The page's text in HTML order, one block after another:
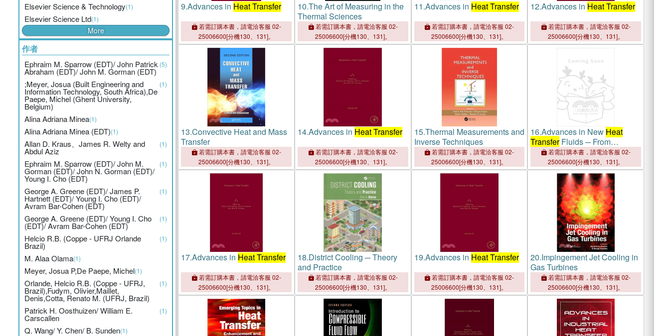
Elsevier Science & Technology(1)
Elsevier Science Ltd(1)
More
作者
Ephraim M. Sparrow (EDT)/ John Patrick
Abraham (EDT)/ John M. Gorman (EDT)
(5)
;Meyer, Josua (Built Engineering and
Information Technology, South Africa),De
Paepe, Michel (Ghent University,
Belgium)
(1)
Alina Adriana Minea(1)
Alina Adriana Minea (EDT)(1)
Allan D. Kraus、James R. Welty and
Abdul Aziz
(1)
Ephraim M. Sparrow (EDT)/ John M.
Gorman (EDT)/ John N. Gorman (EDT)/
Young I. Cho (EDT)
(1)
George A. Greene (EDT)/ James P.
Hartnett (EDT)/ Young I. Cho (EDT)/
Avram Bar-Cohen (EDT)
(1)
George A. Greene (EDT)/ Young I. Cho
(EDT)/ Avram Bar-Cohen (EDT)
(1)
Helcio R.B. (Coppe - UFRJ Orlande
Brazil)
(1)
M. Alaa Olama(1)
Meyer, Josua P,De Paepe, Michel(1)
Orlande, Helcio R.B. (Coppe - UFRJ,
Brazil),Fudym, Olivier,Maillet,
Denis,Cotta, Renato M. (UFRJ, Brazil)
(1)
Patrick H. Oosthuizen/ William E.
Carscallen
(1)
Q. Wang/ Y. Chen/ B. Sunden(1)
9.Advances in Heat Transfer
若需訂購本書，請電洽客服 02-
25006600[分機130、131]。
10.The Art of Measuring in the
Thermal Sciences
若需訂購本書，請電洽客服 02-
25006600[分機130、131]。
11.Advances in Heat Transfer
若需訂購本書，請電洽客服 02-
25006600[分機130、131]。
12.Advances in Heat Transfer
若需訂購本書，請電洽客服 02-
25006600[分機130、131]。
13.Convective Heat and Mass
Transfer
若需訂購本書，請電洽客服 02-
25006600[分機130、131]。
14.Advances in Heat Transfer
若需訂購本書，請電洽客服 02-
25006600[分機130、131]。
15.Thermal Measurements and
Inverse Techniques
若需訂購本書，請電洽客服 02-
25006600[分機130、131]。
16.Advances in New Heat
TransferFluids ─ From
Numerical to Experimental
Techniques
若需訂購本書，請電洽客服 02-
25006600[分機130、131]。
17.Advances in Heat Transfer
若需訂購本書，請電洽客服 02-
25006600[分機130、131]。
18.District Cooling ─ Theory
and Practice
若需訂購本書，請電洽客服 02-
25006600[分機130、131]。
19.Advances in Heat Transfer
若需訂購本書，請電洽客服 02-
25006600[分機130、131]。
20.Impingement Jet Cooling in
Gas Turbines
若需訂購本書，請電洽客服 02-
25006600[分機130、131]。